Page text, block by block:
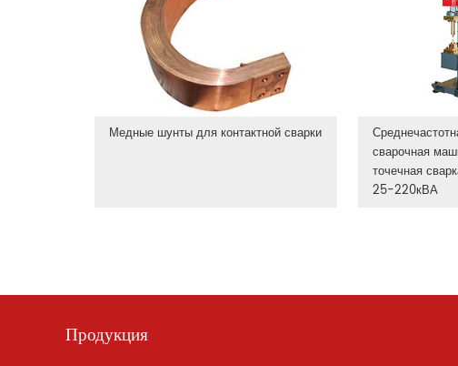
Медные шунты для контактной сварки
сварочная
точечная
25-220кВА
Продукция